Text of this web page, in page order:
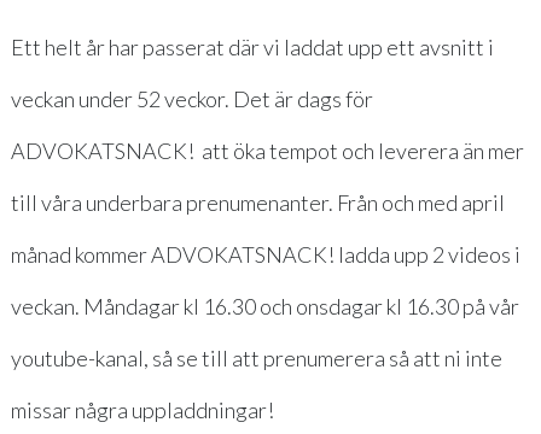
Ett helt år har passerat där vi laddat upp ett avsnitt i
veckan under 52 veckor. Det är dags för
ADVOKATSNACK! att öka tempot och leverera än mer
till våra underbara prenumenanter. Från och med april
månad kommer ADVOKATSNACK! ladda upp 2 videos i
veckan. Måndagar kl 16.30 och onsdagar kl 16.30 på vår
youtube-kanal, så se till att prenumerera så att ni inte
missar några uppladdningar!